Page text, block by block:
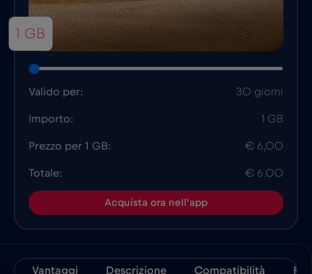
1 GB
Valido per: 30 giorni
Importo: 1 GB
Prezzo per 1 GB: € 6,00
Totale: € 6.00
Acquista ora nell'app
Vantaggi Descrizione Compatibilità